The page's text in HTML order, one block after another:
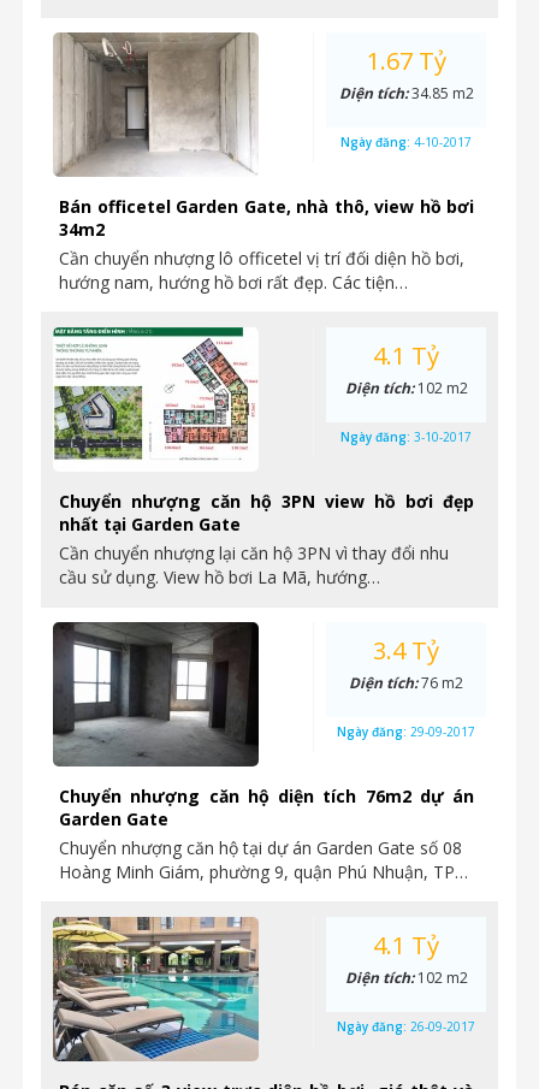
Bán officetel Garden Gate, nhà thô, view hồ bơi
34m2
Cần chuyển nhượng lô officetel vị trí đối diện hồ bơi,
hướng nam, hướng hồ bơi rất đẹp. Các tiện…
1.67 Tỷ
Diện tích:34.85 m2
Ngày đăng: 4-10-2017
Chuyển nhượng căn hộ 3PN view hồ bơi đẹp
nhất tại Garden Gate
Cần chuyển nhượng lại căn hộ 3PN vì thay đổi nhu
cầu sử dụng. View hồ bơi La Mã, hướng…
4.1 Tỷ
Diện tích:102 m2
Ngày đăng: 3-10-2017
Chuyển nhượng căn hộ diện tích 76m2 dự án
Garden Gate
Chuyển nhượng căn hộ tại dự án Garden Gate số 08
Hoàng Minh Giám, phường 9, quận Phú Nhuận, TP…
3.4 Tỷ
Diện tích:76 m2
Ngày đăng: 29-09-2017
4.1 Tỷ
Diện tích:102 m2
Ngày đăng: 26-09-2017